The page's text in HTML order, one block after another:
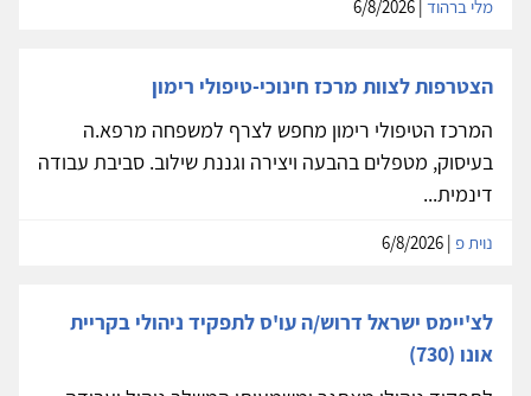
מלי ברהוד
הצטרפות לצוות מרכז חינוכי-טיפולי רימון
המרכז הטיפולי רימון מחפש לצרף למשפחה מרפא.ה
בעיסוק, מטפלים בהבעה ויצירה וגננת שילוב. סביבת עבודה
דינמית...
נוית פ
לצ'יימס ישראל דרוש/ה עו'ס לתפקיד ניהולי בקריית
אונו (730)